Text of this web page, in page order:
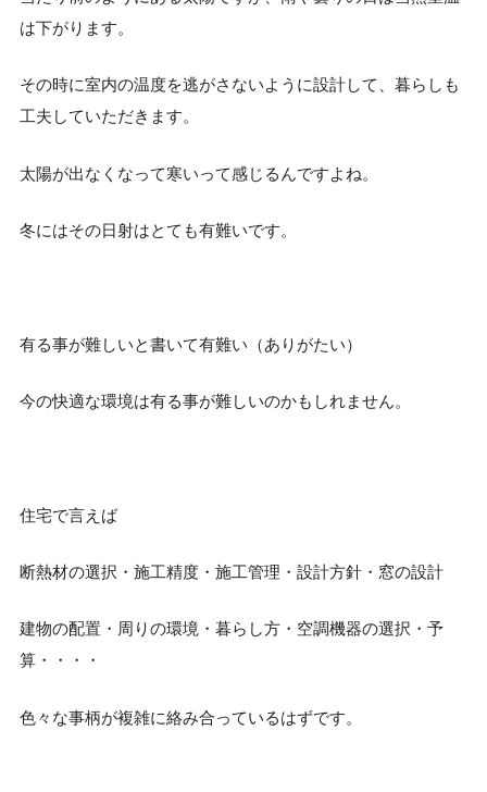
は下がります。
その時に室内の温度を逃がさないように設計して、暮らしも
工夫していただきます。
太陽が出なくなって寒いって感じるんですよね。
冬にはその日射はとても有難いです。
有る事が難しいと書いて有難い（ありがたい）
今の快適な環境は有る事が難しいのかもしれません。
住宅で言えば
断熱材の選択・施工精度・施工管理・設計方針・窓の設計
建物の配置・周りの環境・暮らし方・空調機器の選択・予
算・・・・
色々な事柄が複雑に絡み合っているはずです。